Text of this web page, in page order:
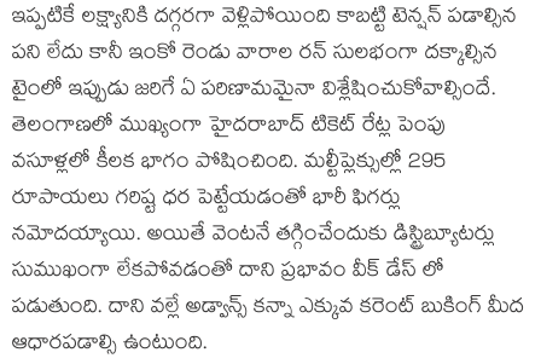
ఇప్పటికే లక్ష్యానికి దగ్గరగా వెళ్లిపోయింది కాబట్టి టెన్షన్ పడాల్సిన
పని లేదు కానీ ఇంకో రెండు వారాల రన్ సులభంగా దక్కాల్సిన
టైంలో ఇప్పుడు జరిగే ఏ పరిణామమైనా విశ్లేషించుకోవాల్సిందే.
తెలంగాణలో ముఖ్యంగా హైదరాబాద్ టికెట్ రేట్ల పెంపు
వసూళ్లలో కీలక భాగం పోషించింది. మల్టీప్లెక్సుల్లో 295
రూపాయలు గరిష్ట ధర పెట్టేయడంతో భారీ ఫిగర్లు
నమోదయ్యాయి. అయితే వెంటనే తగ్గించేందుకు డిస్ట్రిబ్యూటర్లు
సుముఖంగా లేకపోవడంతో దాని ప్రభావం వీక్ డేస్ లో
పడుతుంది. దాని వల్లే అడ్వాన్స్ కన్నా ఎక్కువ కరెంట్ బుకింగ్ మీద
ఆధారపడాల్సి ఉంటుంది.